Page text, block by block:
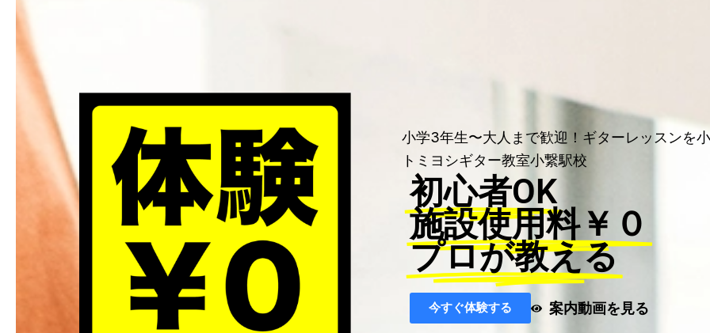
小学3年生〜大人まで歓迎！ギターレッスンを
トミヨシギター教室小繋駅校
初心者OK
施設使用料￥０
プロが教える
今すぐ体験する 案内動画を見る